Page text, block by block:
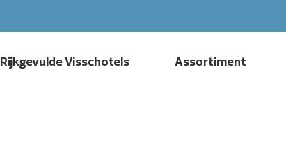
Rijkgevulde Visschotels Assortiment